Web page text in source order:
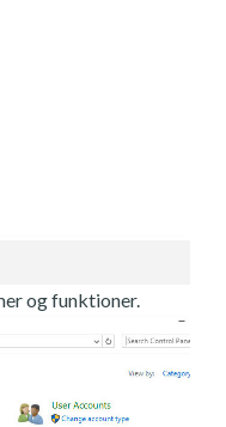
og funktioner.